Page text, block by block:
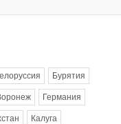
Бурятия
Германия
Калуга